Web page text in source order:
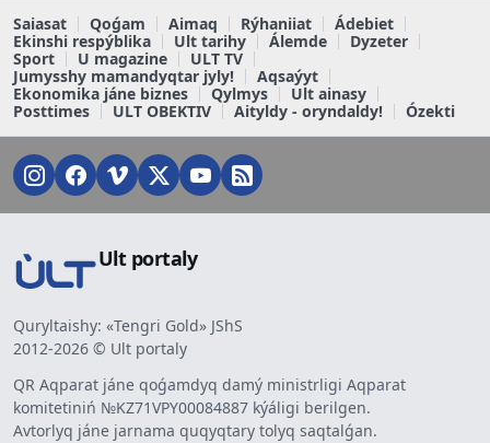
Saiasat Qoǵam Aimaq Rýhaniiat
Ádebiet
Ekinshi respýblika
Ult tarihy Álemde
Dyzeter
Sport
U magazine
ULT TV
Jumysshy mamandyqtar jyly!
Aqsaýyt
Ekonomika jáne biznes
Qylmys
Ult ainasy
Posttimes
ULT OBEKTIV Aityldy - oryndaldy! Ózekti
Ult portaly
Quryltaishy: «Tengri Gold» JShS
2012-2026 © Ult portaly
QR Aqparat jáne qoǵamdyq damý ministrligi Aqparat
komitetiniń №KZ71VPY00084887 kýáligi berilgen.
Avtorlyq jáne jarnama quqyqtary tolyq saqtalǵan.